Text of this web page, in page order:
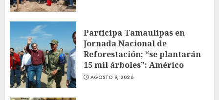
Participa Tamaulipas en
Jornada Nacional de
Reforestación; “se plantarán
15 mil árboles”: Américo
AGOSTO 9, 2026